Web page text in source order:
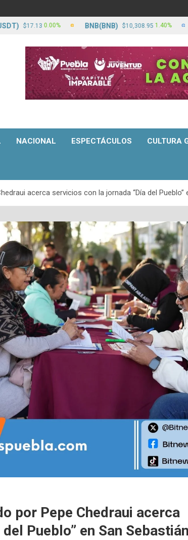
NACIONAL ESPECTÁCULOS CULTURA
acerca servicios con la jornada “Día del
por Pepe Chedraui acerca
Pueblo” en San
0.00% BNB(BNB) $10,308.95 1.40%